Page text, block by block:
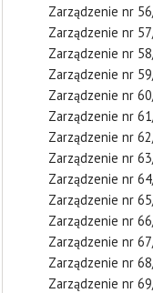
Zarządzenie nr
Zarządzenie nr
Zarządzenie nr
Zarządzenie nr
Zarządzenie nr
Zarządzenie nr
Zarządzenie nr
Zarządzenie nr
Zarządzenie nr
Zarządzenie nr
Zarządzenie nr
Zarządzenie nr
Zarządzenie nr
Zarządzenie nr